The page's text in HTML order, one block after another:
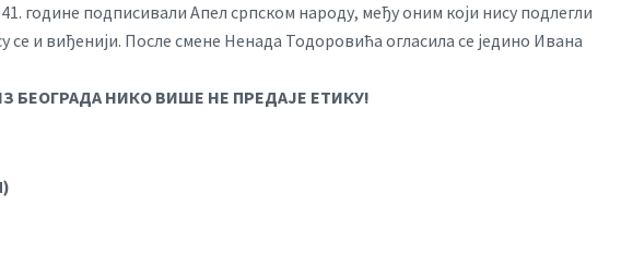
године подписивали Апел српском народу, међу оним који нису подлегли
и виђенији. После смене Ненада Тодоровића огласила се једино Ивана
БЕОГРАДА НИКО ВИШЕ НЕ ПРЕДАЈЕ ЕТИКУ!